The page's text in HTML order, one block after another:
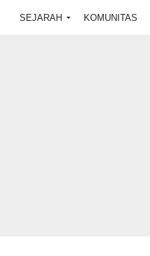
SEJARAH KOMUNITAS